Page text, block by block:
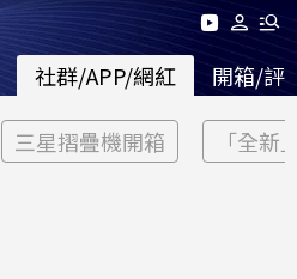
社群/APP/網紅 開箱/評
三星摺疊機開箱 「全新